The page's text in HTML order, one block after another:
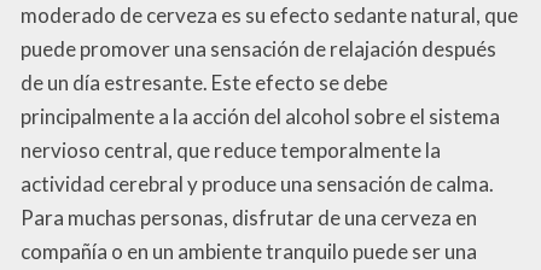
moderado de cerveza es su efecto sedante natural, que
puede promover una sensación de relajación después
de un día estresante. Este efecto se debe
principalmente a la acción del alcohol sobre el sistema
nervioso central, que reduce temporalmente la
actividad cerebral y produce una sensación de calma.
Para muchas personas, disfrutar de una cerveza en
compañía o en un ambiente tranquilo puede ser una